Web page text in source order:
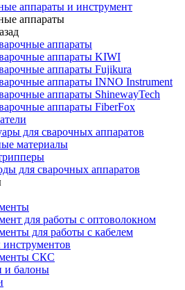
аппараты и инструмент
аппараты
аппараты
аппараты KIWI
аппараты Fujikura
аппараты INNO Instrument
аппараты ShinewayTech
аппараты FiberFox
для сварочных аппаратов
материалы
для сварочных аппаратов
для работы с оптоволокном
для работы с кабелем
СКС
и балоны